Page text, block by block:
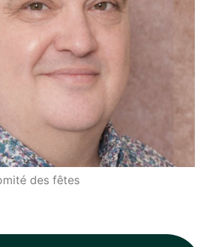
des fêtes